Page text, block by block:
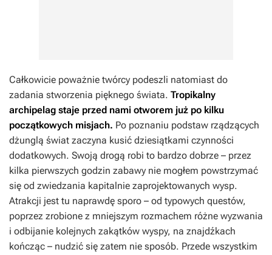
Całkowicie poważnie twórcy podeszli natomiast do
zadania stworzenia pięknego świata. Tropikalny
archipelag staje przed nami otworem już po kilku
początkowych misjach. Po poznaniu podstaw rządzących
dżunglą świat zaczyna kusić dziesiątkami czynności
dodatkowych. Swoją drogą robi to bardzo dobrze – przez
kilka pierwszych godzin zabawy nie mogłem powstrzymać
się od zwiedzania kapitalnie zaprojektowanych wysp.
Atrakcji jest tu naprawdę sporo – od typowych questów,
poprzez zrobione z mniejszym rozmachem różne wyzwania
i odbijanie kolejnych zakątków wyspy, na znajdźkach
kończąc – nudzić się zatem nie sposób. Przede wszystkim